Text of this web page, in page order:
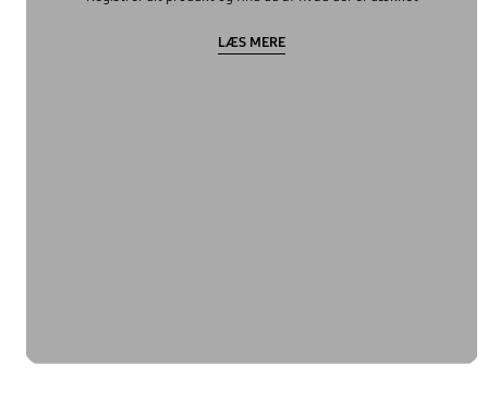
LÆS MERE